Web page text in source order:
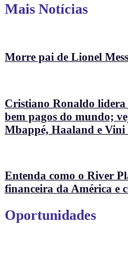
Mais Notícias
Morre pai de Lionel
Cristiano Ronaldo lidera
bem pagos do mundo;
Mbappé, Haaland e Vini
Entenda como o River
financeira da América e
Oportunidades